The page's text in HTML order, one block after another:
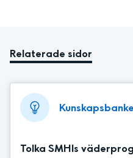
Relaterade sidor
Tolka SMHIs